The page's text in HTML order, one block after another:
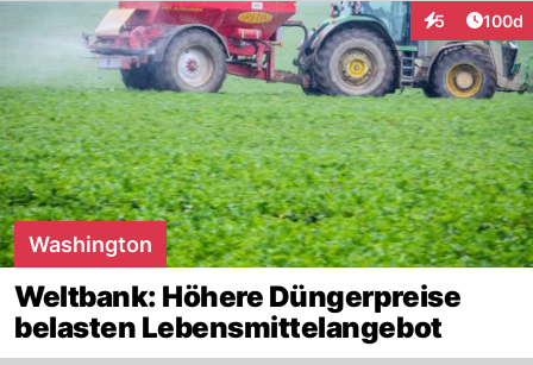
5
Interaktionen
100d
Washington
Weltbank: Höhere Düngerpreise
belasten Lebensmittelangebot